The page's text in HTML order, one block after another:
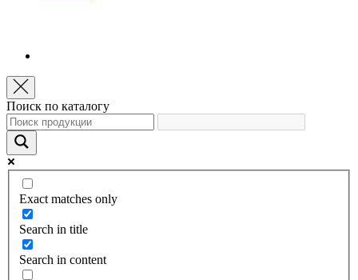
Поиск по каталогу
Exact matches only
Search in title
Search in content